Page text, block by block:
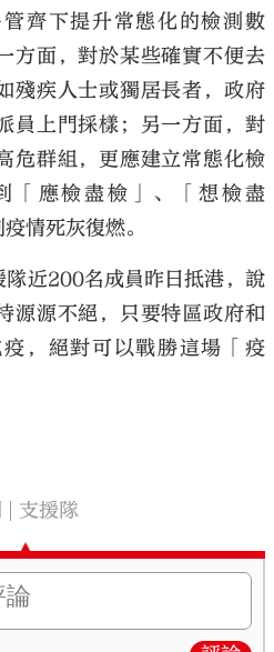
齊下提升常態化的檢測數
方面，對於某些確實不便去
殘疾人士或獨居長者，政府
員上門採樣；另一方面，對
危群組，更應建立常態化檢
「應檢盡檢」、「想檢盡
情死灰復燃。
隊近200名成員昨日抵港，說
源源不絕，只要特區政府和
，絕對可以戰勝這場「疫
支援隊